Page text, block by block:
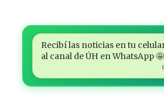
Recibí las noticias en tu
al canal de ÚH en WhatsApp 🤩